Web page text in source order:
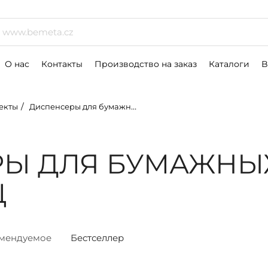
О нас Контакты Производство на заказ Каталоги
Диспенсеры для бумажных полотенец
ДЛЯ
Бестселлер